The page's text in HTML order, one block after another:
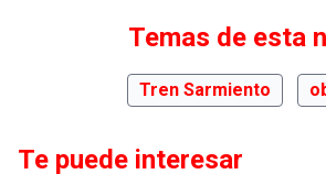
Temas de esta
Tren Sarmiento
Te puede interesar